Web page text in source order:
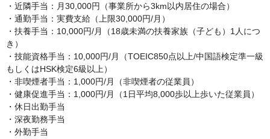
・近隣手当：月30,000円（事業所から3km以内居住の場合）
・通勤手当：実費支給（上限30,000円/月）
・扶養手当：10,000円/月（18歳未満の扶養家族（子ども）1人につ
き）
・技能資格手当：10,000円/月（TOEIC850点以上/中国語検定準一級
もしくはHSK検定6級以上）
・非喫煙者手当：1,000円/月（非喫煙者の従業員）
・健康促進手当：1,000円/月（1日平均8,000歩以上歩いた従業員）
・休日出勤手当
・深夜勤務手当
・外勤手当